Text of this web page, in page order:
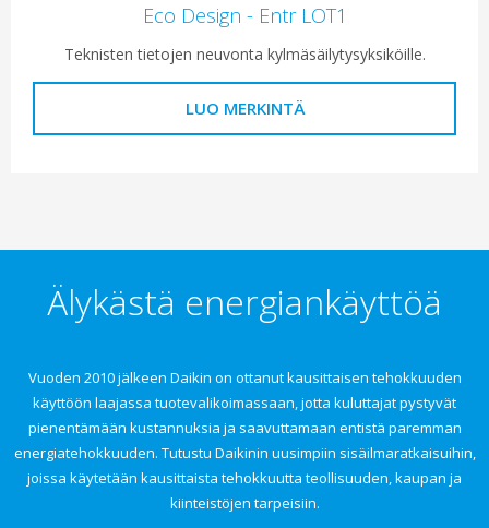
Eco Design - Entr LOT1
Teknisten tietojen neuvonta kylmäsäilytysyksiköille.
LUO MERKINTÄ
Älykästä energiankäyttöä
Vuoden 2010 jälkeen Daikin on ottanut kausittaisen tehokkuuden
käyttöön laajassa tuotevalikoimassaan, jotta kuluttajat pystyvät
pienentämään kustannuksia ja saavuttamaan entistä paremman
energiatehokkuuden. Tutustu Daikinin uusimpiin sisäilmaratkaisuihin,
joissa käytetään kausittaista tehokkuutta teollisuuden, kaupan ja
kiinteistöjen tarpeisiin.